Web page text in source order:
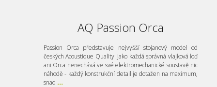
AQ Passion Orca
Passion Orca představuje nejvyšší stojanový model od
českých Acoustique Quality. Jako každá správná vlajková loď
ani Orca nenechává ve své elektromechanické soustavě nic
náhodě - každý konstrukční detail je dotažen na maximum,
snad ...